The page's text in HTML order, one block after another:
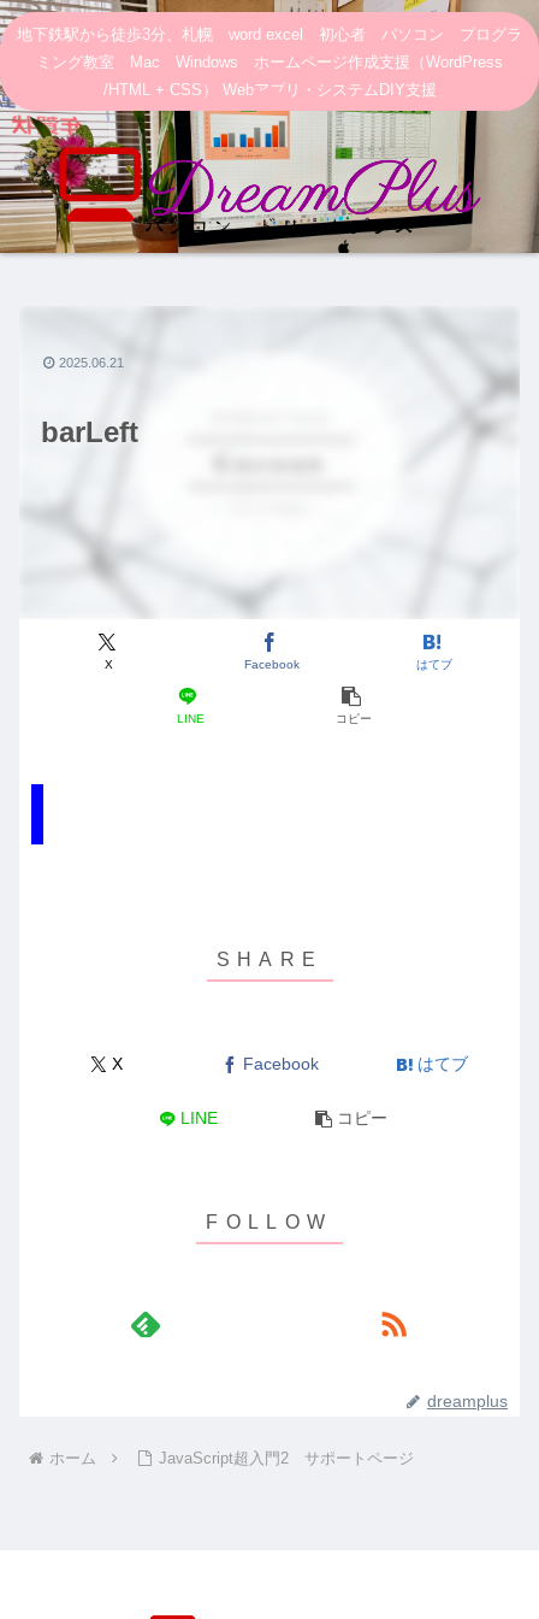
地下鉄駅から徒歩3分、札幌 word excel 初心者 パソコン プログラ
ミング教室 Mac Windows ホームページ作成支援（WordPress
/HTML + CSS） Webアプリ・システムDIY支援
barLeft
X Facebook はてブ
LINE コピー
2025.06.21
X Facebook はてブ
LINE コピー
dreamplus
ホーム JavaScript超入門2 サポートページ